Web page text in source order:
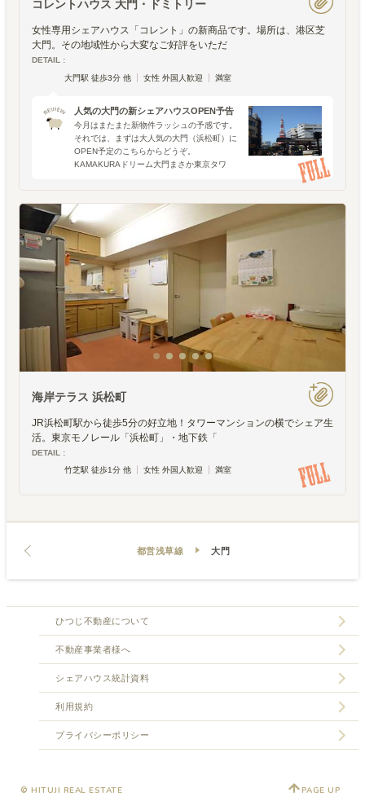
コレントハウス 大門・ドミトリー
女性専用シェアハウス「コレント」の新商品です。場所は、港区芝
大門。その地域性から大変なご好評をいただ
DETAIL :
大門駅 徒歩3分 他
女性 外国人歓迎 満室
人気の大門の新シェアハウスOPEN予告
今月はまたまた新物件ラッシュの予感です。
それでは、まずは大人気の大門（浜松町）に
OPEN予定のこちらからどうぞ。
KAMAKURAドリーム大門まさか東京タワ
にもいつか住んでみたい気はしますが、こち
らは株式会社コレン
海岸テラス 浜松町
JR浜松町駅から徒歩5分の好立地！タワーマンションの横でシェア生
活。東京モノレール「浜松町」・地下鉄「
DETAIL :
竹芝駅 徒歩1分 他
女性 外国人歓迎 満室
都営浅草線 大門
ひつじ不動産について
不動産事業者様へ
シェアハウス統計資料
利用規約
プライバシーポリシー
© HITUJI REAL ESTATE PAGE UP